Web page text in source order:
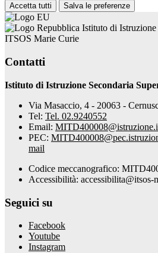
Accetta tutti Salva le preferenze
Istituto di Istruzione
ITSOS Marie Curie
Contatti
Istituto di Istruzione Secondaria
Via Masaccio, 4 - 20063 -
Tel: Tel. 02.9240552
Email:
PEC:
mail
Codice meccanografico:
Accessibilità: accessibilita@itsos-
Seguici su
Facebook
Youtube
Instagram